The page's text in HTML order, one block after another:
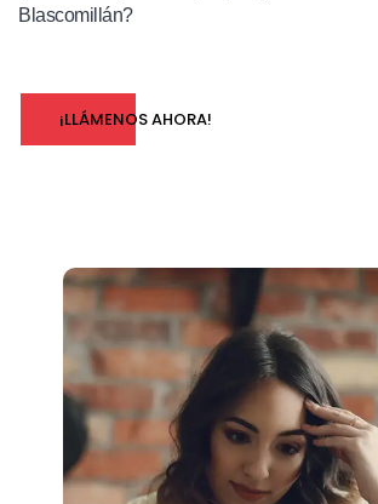
Blascomillán?
¡LLÁMENOS AHORA!